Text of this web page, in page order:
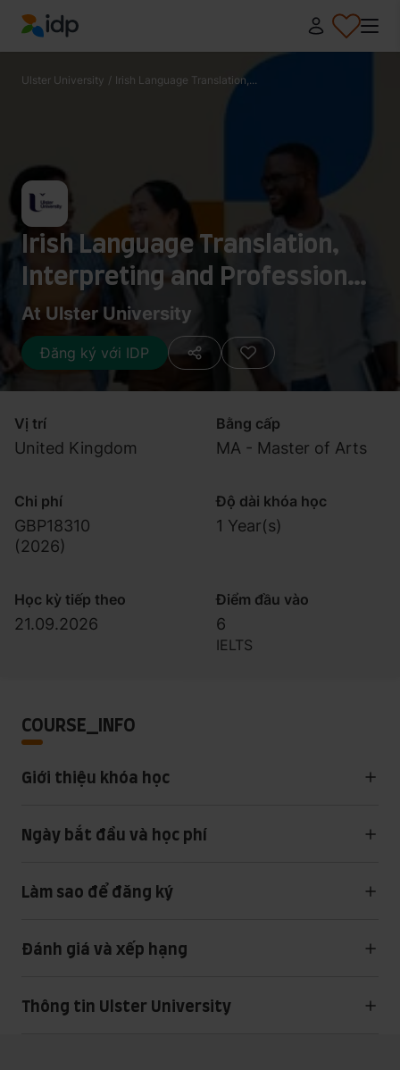
IDP Education
Ulster University / Irish Language Translation,...
Irish Language Translation,
Interpreting and Professional
Language Skills MA
At Ulster University
Đăng ký với IDP
Vị trí
United Kingdom
Bằng cấp
MA - Master of Arts
Chi phí
GBP18310
(2026)
Độ dài khóa học
1 Year(s)
Học kỳ tiếp theo
21.09.2026
Điểm đầu vào
6
IELTS
COURSE_INFO
Giới thiệu khóa học
Ngày bắt đầu và học phí
Làm sao để đăng ký
Đánh giá và xếp hạng
Thông tin Ulster University